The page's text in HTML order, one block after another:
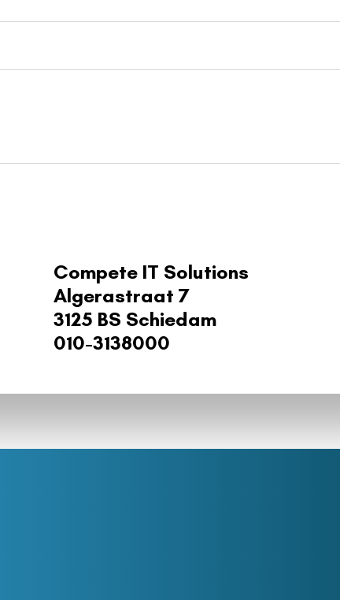
Compete IT Solutions
Algerastraat 7
3125 BS Schiedam
010-3138000